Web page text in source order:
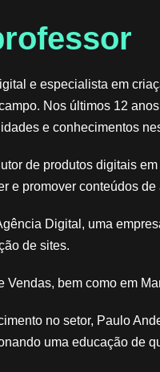
e especialista em
Nos últimos 12
e conhecimentos
de produtos digitais
e promover conteúdos de
Digital, uma
de sites.
bem como em
no setor, Paulo
uma educação de